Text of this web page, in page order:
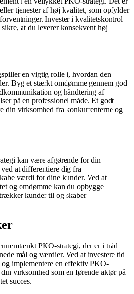
tjenester af høj kvalitet, som opfylder
Invester i kvalitetskontrol
at du leverer konsekvent høj
spiller en vigtig rolle i, hvordan den
Byg et stærkt omdømme gennem god
og håndtering af
på en professionel måde. Et godt
din virksomhed fra konkurrenterne og
kan være afgørende for din
at differentiere dig fra
værdi for dine kunder. Ved at
og omdømme kan du opbygge
kunder til og skaber
PKO-strategi, der er i tråd
mål og værdier. Ved at investere tid
og implementere en effektiv PKO-
virksomhed som en førende aktør på
succes.